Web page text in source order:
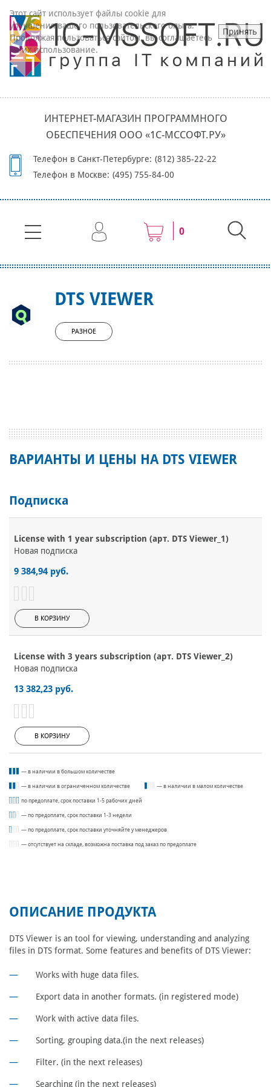
ИНТЕРНЕТ-МАГАЗИН ПРОГРАММНОГО
ОБЕСПЕЧЕНИЯ ООО «1С-МССОФТ.РУ»
Телефон в Санкт-Петербурге: (812) 385-22-22
Телефон в Москве: (495) 755-84-00
0
DTS VIEWER
РАЗНОЕ
ВАРИАНТЫ И ЦЕНЫ НА DTS VIEWER
Подписка
License with 1 year subscription (арт. DTS Viewer_1)
Новая подписка
9 384,94 руб.
В КОРЗИНУ
License with 3 years subscription (арт. DTS Viewer_2)
Новая подписка
13 382,23 руб.
В КОРЗИНУ
— в наличии в большом количестве
— в наличии в ограниченном количестве — в наличии в малом количестве
по предоплате, срок поставки 1-5 рабочих дней
— по предоплате, срок поставки 1-3 недели
— по предоплате, срок поставки уточняйте у менеджеров
— отсутствует на складе, возможна поставка под заказ по предоплате
ОПИСАНИЕ ПРОДУКТА
DTS Viewer is an tool for viewing, understanding and analyzing
files in DTS format. Some features and benefits of DTS Viewer:
Works with huge data files.
Export data in another formats. (in registered mode)
Work with active data files.
Sorting, grouping data.(in the next releases)
Filter. (in the next releases)
Searching (in the next releases)
Этот сайт использует файлы cookie для
улучшения вашего пользовательского опыта.
Продолжая пользоваться сайтом, вы соглашаетесь
на их использование.
Принять